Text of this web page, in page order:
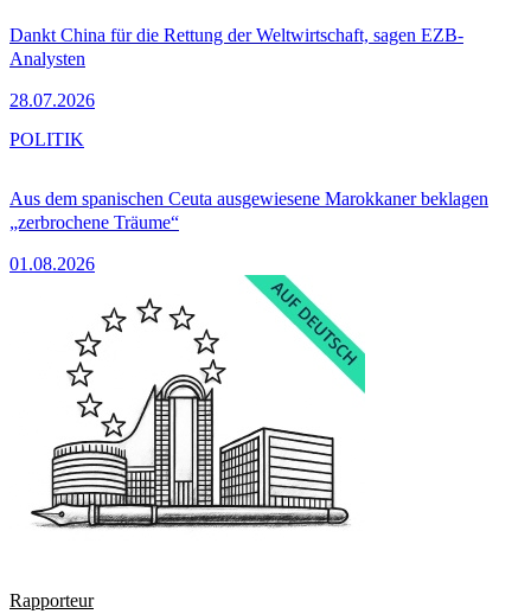
Dankt China für die Rettung der Weltwirtschaft, sagen EZB-
Analysten
28.07.2026
Aus dem spanischen Ceuta ausgewiesene Marokkaner beklagen
„zerbrochene Träume“
01.08.2026
POLITIK
Rapporteur